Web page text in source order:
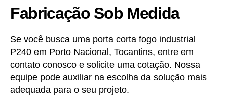
Fabricação Sob Medida
Se você busca uma porta corta fogo industrial
P240 em Porto Nacional, Tocantins, entre em
contato conosco e solicite uma cotação. Nossa
equipe pode auxiliar na escolha da solução mais
adequada para o seu projeto.